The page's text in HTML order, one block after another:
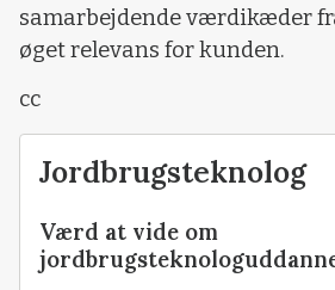
samarbejdende værdikæder
øget relevans for kunden.
cc
Jordbrugsteknolog
Værd at vide om